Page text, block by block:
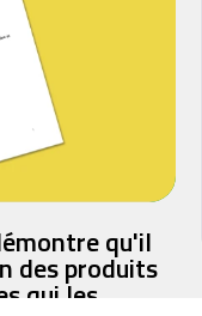
qu'il
des produits
qui les